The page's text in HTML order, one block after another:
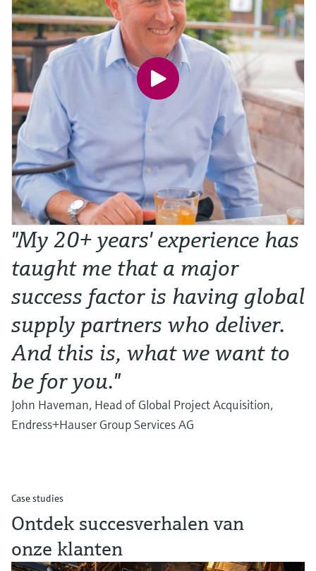
"My 20+ years' experience has
taught me that a major
success factor is having global
supply partners who deliver.
And this is, what we want to
be for you."
John Haveman, Head of Global Project Acquisition,
Endress+Hauser Group Services AG
Case studies
Ontdek succesverhalen van
onze klanten